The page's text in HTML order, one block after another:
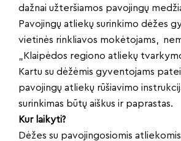
dažnai užteršiamos pavojingų
Pavojingų atliekų surinkimo dėžes
vietinės rinkliavos mokėtojams,
„Klaipėdos regiono atliekų
Kartu su dėžėmis gyventojams
pavojingų atliekų rūšiavimo
surinkimas būtų aiškus ir paprastas.
Kur laikyti?
Dėžes su pavojingosiomis